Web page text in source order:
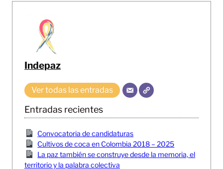
Indepaz
Ver todas las entradas
Entradas recientes
Convocatoria de candidaturas
Cultivos de coca en Colombia 2018 – 2025
La paz también se construye desde la memoria, el
territorio y la palabra colectiva